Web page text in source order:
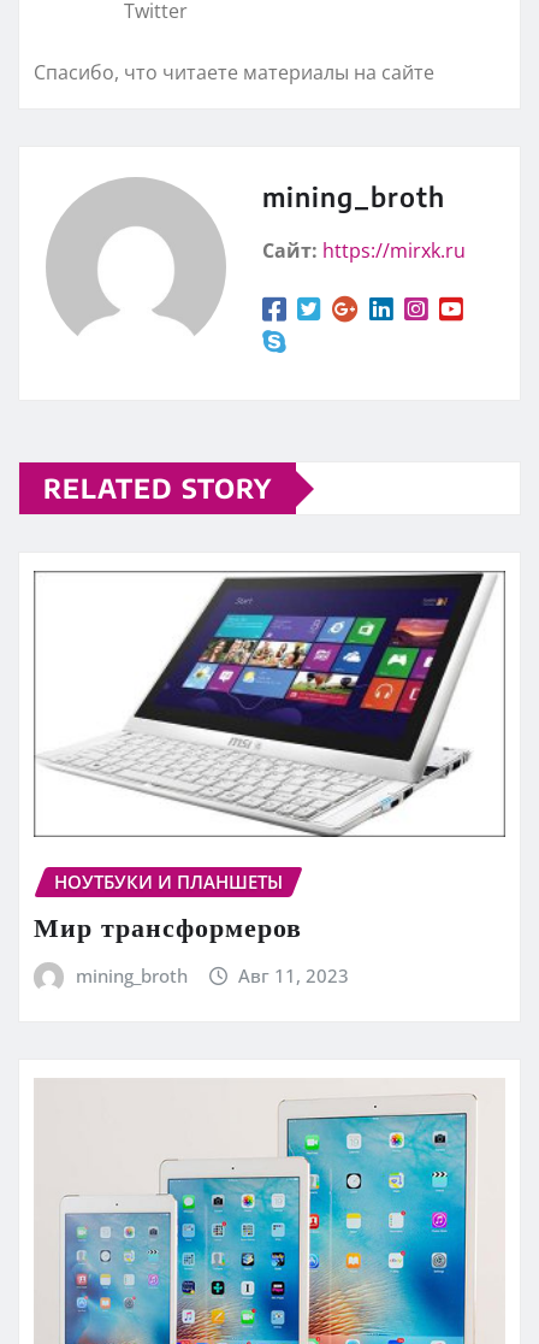
Twitter
Спасибо, что читаете материалы на сайте
mining_broth
Сайт: https://mirxk.ru
RELATED STORY
НОУТБУКИ И ПЛАНШЕТЫ
Мир трансформеров
mining_broth Авг 11, 2023